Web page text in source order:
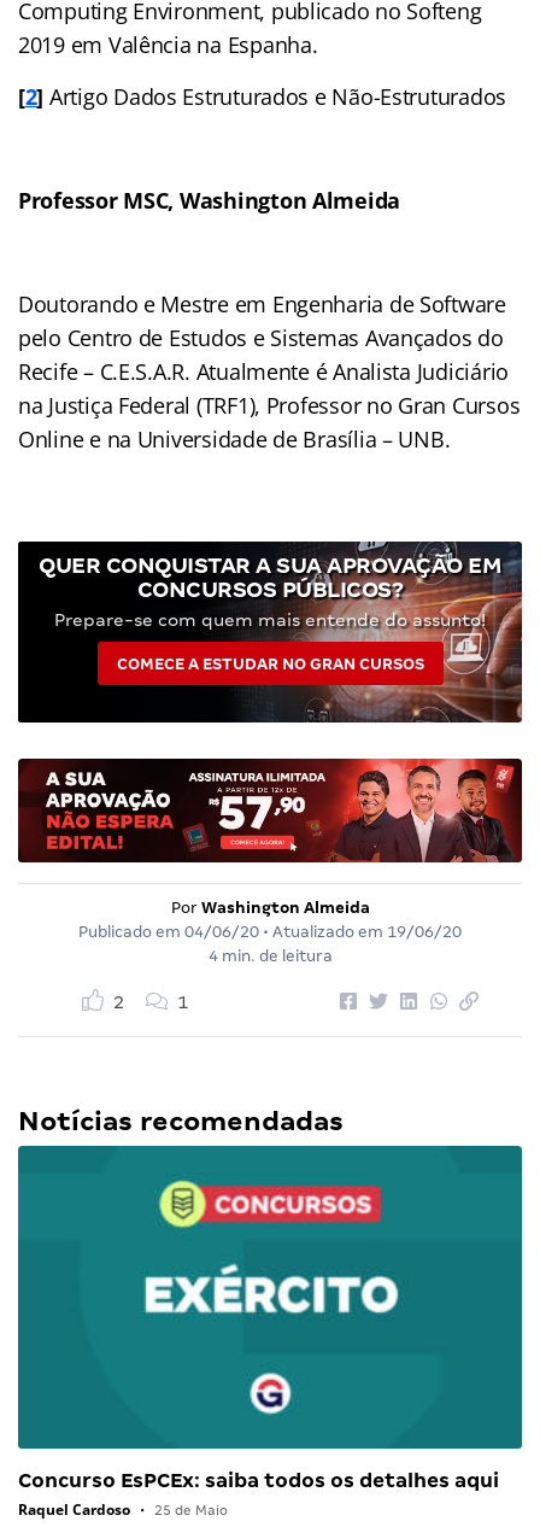
Computing Environment, publicado no Softeng
2019 em Valência na Espanha.
[2] Artigo Dados Estruturados e Não-Estruturados
Professor MSC, Washington Almeida
Doutorando e Mestre em Engenharia de Software
pelo Centro de Estudos e Sistemas Avançados do
Recife – C.E.S.A.R. Atualmente é Analista Judiciário
na Justiça Federal (TRF1), Professor no Gran Cursos
Online e na Universidade de Brasília – UNB.
QUER CONQUISTAR A SUA APROVAÇÃO EM
CONCURSOS PÚBLICOS?
Prepare-se com quem mais entende do assunto!
COMECE A ESTUDAR NO GRAN CURSOS
Por Washington Almeida
Publicado em 04/06/20 • Atualizado em 19/06/20
4 min. de leitura
2 1
Notícias recomendadas
Concurso EsPCEx: saiba todos os detalhes aqui
Raquel Cardoso • 25 de Maio